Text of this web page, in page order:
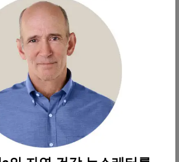
. 제이 펠드먼(Jay Feldman)의 팟캐
이자 독립 연구자인 마이크 페이브
해질이 물과 어떻게 상호 작용하여
급하는지 설명했다.
및 단백질과 상호 작용하면
성하며, 세포막 내에서 젤 상
(편집자 주: 이는 에너지를 저
콘드리아를 강화하는 구조화